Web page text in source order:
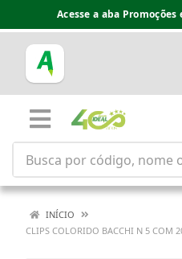
Acesse a aba
INÍCIO
CLIPS COLORIDO BACCHI N 5 COM